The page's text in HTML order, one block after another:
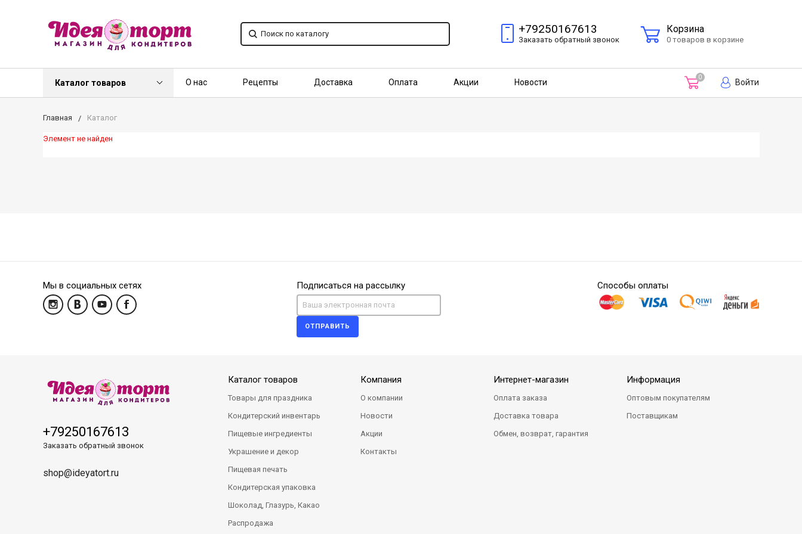
+79250167613
Заказать обратный звонок
Корзина
0 товаров в корзине
Каталог товаров О нас Рецепты Доставка Оплата Акции Новости
0 Войти
Главная Каталог
Элемент не найден
Мы в социальных сетях Подписаться на рассылку
ОТПРАВИТЬ
Способы оплаты
+79250167613
Заказать обратный звонок
shop@ideyatort.ru
Каталог товаров
Товары для праздника
Кондитерский инвентарь
Пищевые ингредиенты
Украшение и декор
Пищевая печать
Кондитерская упаковка
Шоколад, Глазурь, Какао
Распродажа
Компания
О компании
Новости
Акции
Контакты
Интернет-магазин
Оплата заказа
Доставка товара
Обмен, возврат, гарантия
Информация
Оптовым покупателям
Поставщикам